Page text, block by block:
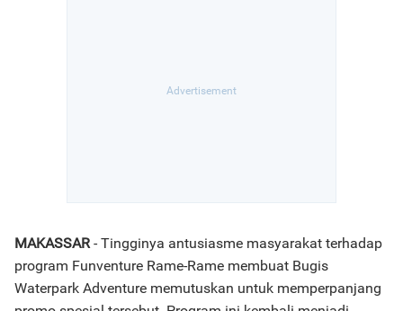
MAKASSAR- Tingginya antusiasme masyarakat terhadap
program Funventure Rame-Rame membuat Bugis
Waterpark Adventure memutuskan untuk memperpanjang